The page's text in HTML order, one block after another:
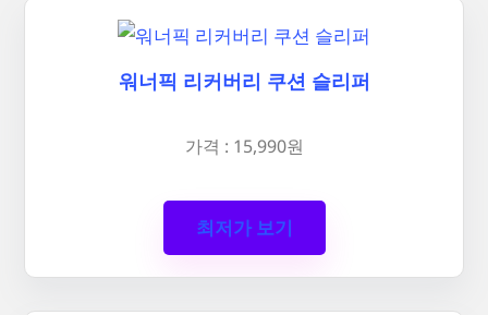
워너픽 리커버리 쿠션 슬리퍼
가격 : 15,990원
최저가 보기